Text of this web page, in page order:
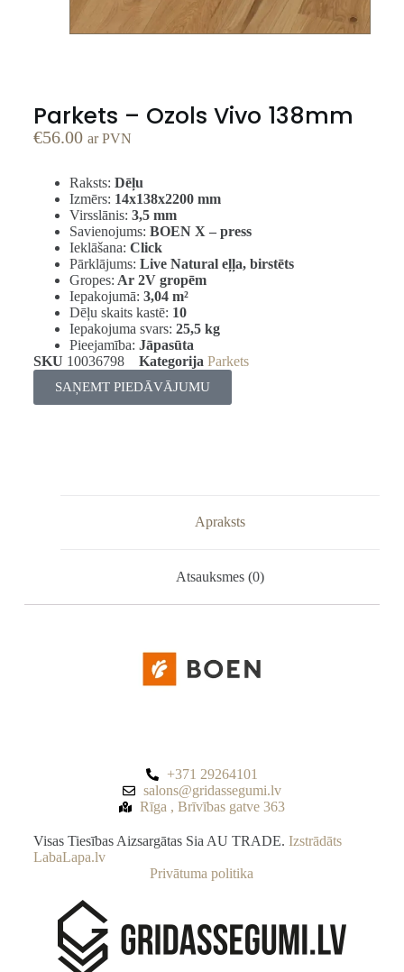
Parkets – Ozols Vivo 138mm
€56.00 ar PVN
Raksts: Dēļu
Izmērs: 14x138x2200 mm
Virsslānis: 3,5 mm
Savienojums: BOEN X – press
Ieklāšana: Click
Pārklājums: Live Natural eļļa, birstēts
Gropes: Ar 2V gropēm
Iepakojumā: 3,04 m²
Dēļu skaits kastē: 10
Iepakojuma svars: 25,5 kg
Pieejamība: Jāpasūta
SKU 10036798 Kategorija Parkets
SAŅEMT PIEDĀVĀJUMU
Apraksts
Atsauksmes (0)
+371 29264101
salons@gridassegumi.lv
Rīga , Brīvības gatve 363
Visas Tiesības Aizsargātas Sia AU TRADE. Izstrādāts
LabaLapa.lv
Privātuma politika